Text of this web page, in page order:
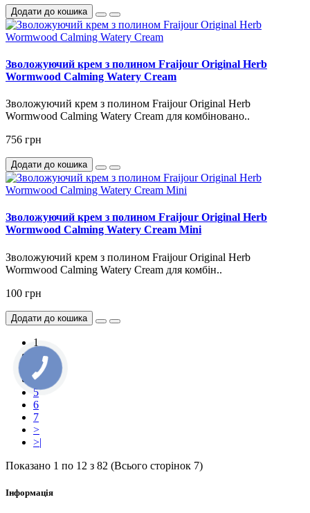
Додати до кошика
Зволожуючий крем з полином Fraijour Original Herb
Wormwood Calming Watery Cream
Зволожуючий крем з полином Fraijour Original Herb
Wormwood Calming Watery Cream для комбіновано..
756 грн
Додати до кошика
Зволожуючий крем з полином Fraijour Original Herb
Wormwood Calming Watery Cream Mini
Зволожуючий крем з полином Fraijour Original Herb
Wormwood Calming Watery Cream для комбін..
100 грн
Додати до кошика
1
4
5
6
7
>
>|
Показано 1 по 12 з 82 (Всього сторінок 7)
Інформація